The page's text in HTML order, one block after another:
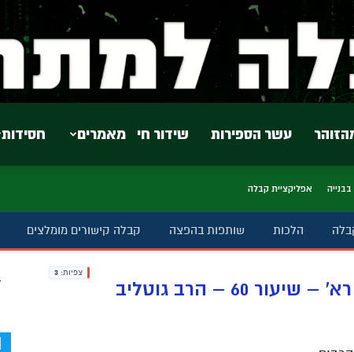
חסידות מאמרים שידור חי עשר הספירות
בבנייה אפליקציית קבלה
הלכות שותפות בהפצה קבלה קישורים מומלצים
– הרב גוטליב
צפיות: 3